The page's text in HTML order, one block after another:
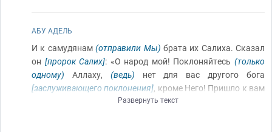
АБУ АДЕЛЬ
И к самудянам(отправили Мы) брата их Салиха. Сказал
он [пророк Салих]: «О народ мой! Поклоняйтесь(только
одному) Аллаху, (ведь) нет для вас другого бога
[заслуживающего поклонения], кроме Него! Пришло к вам
[доказательство]от вашего Господа
Развернуть текст